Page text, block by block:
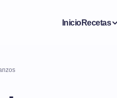
InicioRecetas